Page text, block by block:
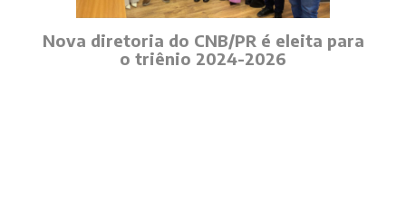
Nova diretoria do CNB/PR é eleita para
o triênio 2024-2026